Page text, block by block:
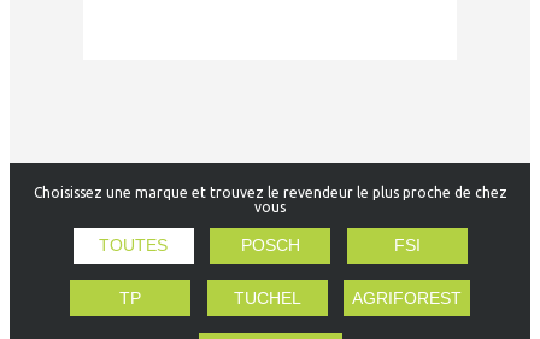
Choisissez une marque et trouvez le revendeur le plus proche de chez
vous
TOUTES POSCH FSI
TP TUCHEL AGRIFOREST